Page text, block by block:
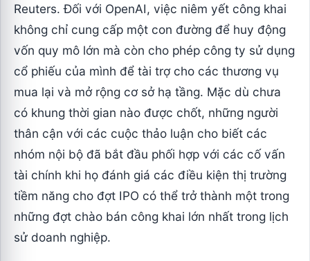
Reuters. Đối với OpenAI, việc niêm yết công khai
không chỉ cung cấp một con đường để huy động
vốn quy mô lớn mà còn cho phép công ty sử dụng
cổ phiếu của mình để tài trợ cho các thương vụ
mua lại và mở rộng cơ sở hạ tầng. Mặc dù chưa
có khung thời gian nào được chốt, những người
thân cận với các cuộc thảo luận cho biết các
nhóm nội bộ đã bắt đầu phối hợp với các cố vấn
tài chính khi họ đánh giá các điều kiện thị trường
tiềm năng cho đợt IPO có thể trở thành một trong
những đợt chào bán công khai lớn nhất trong lịch
sử doanh nghiệp.